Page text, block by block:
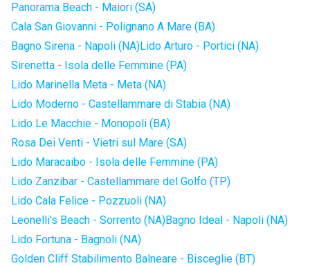
Panorama Beach - Maiori (SA)
Cala San Giovanni - Polignano A Mare (BA)
Bagno Sirena - Napoli (NA)Lido Arturo - Portici (NA)
Sirenetta - Isola delle Femmine (PA)
Lido Marinella Meta - Meta (NA)
Lido Moderno - Castellammare di Stabia (NA)
Lido Le Macchie - Monopoli (BA)
Rosa Dei Venti - Vietri sul Mare (SA)
Lido Maracaibo - Isola delle Femmine (PA)
Lido Zanzibar - Castellammare del Golfo (TP)
Lido Cala Felice - Pozzuoli (NA)
Leonelli's Beach - Sorrento (NA)Bagno Ideal - Napoli (NA)
Lido Fortuna - Bagnoli (NA)
Golden Cliff Stabilimento Balneare - Bisceglie (BT)